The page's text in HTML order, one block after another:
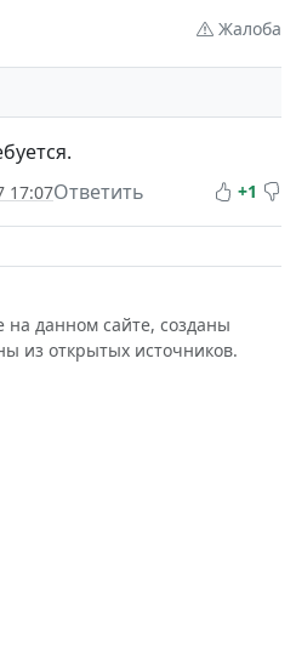
Жалоба
17:07Ответить +1
данном сайте, созданы
из открытых источников.